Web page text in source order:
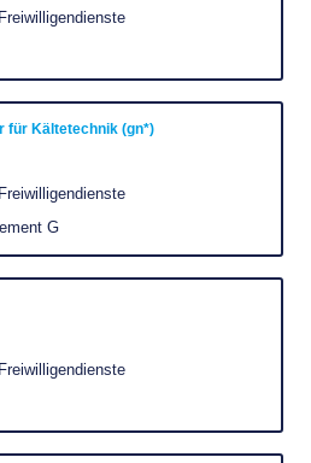
bis
29
Verwenden
Sie
die
Stellenliste
für Kältetechnik (gn*)
G